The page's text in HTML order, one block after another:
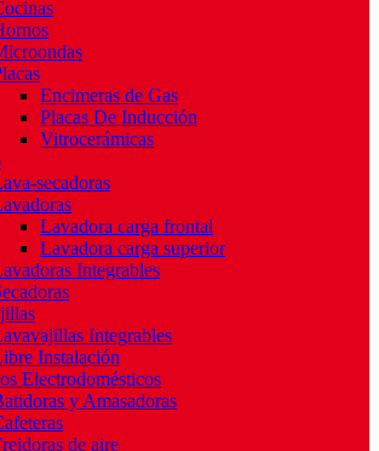
Encimeras de Gas
Placas De Inducción
Vitrocerámicas
secadoras
Lavadora carga frontal
Lavadora carga superior
Integrables
Integrables
Instalación
Electrodomésticos
y Amasadoras
de aire